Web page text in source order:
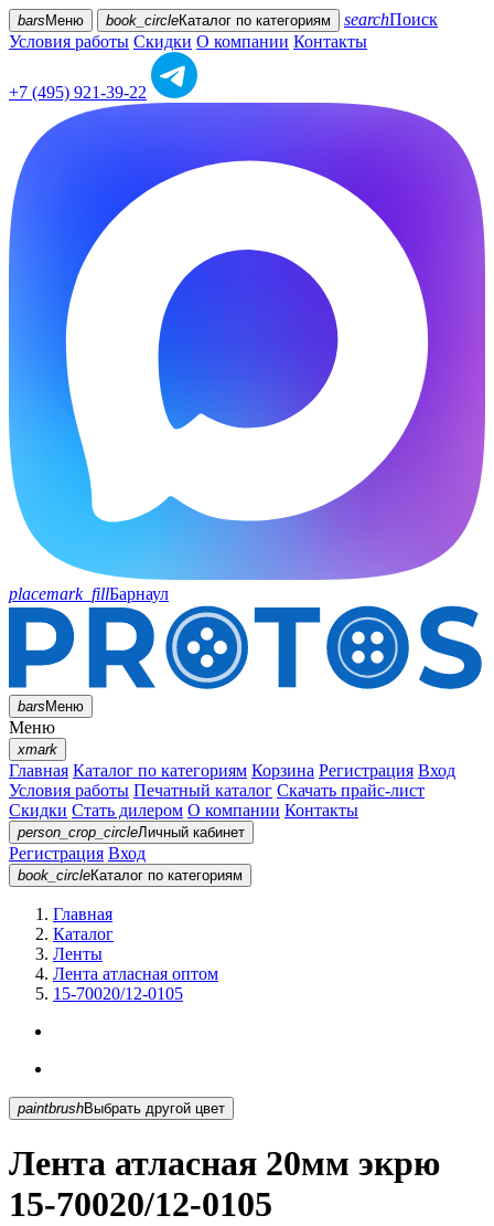
bars Меню book_circleКаталог по категориям searchПоиск
Условия работы Скидки О компании Контакты
+7 (495) 921-39-22
placemark_fillБарнаул
barsМеню
Меню
xmark
Главная Каталог по категориям Корзина Регистрация Вход
Условия работы Печатный каталог Скачать прайс-лист
Скидки Стать дилером О компании Контакты
person_crop_circleЛичный кабинет
Регистрация Вход
book_circleКаталог по категориям
Главная
Каталог
Ленты
Лента атласная оптом
15-70020/12-0105
paintbrush Выбрать другой цвет
Лента атласная 20мм экрю
15-70020/12-0105